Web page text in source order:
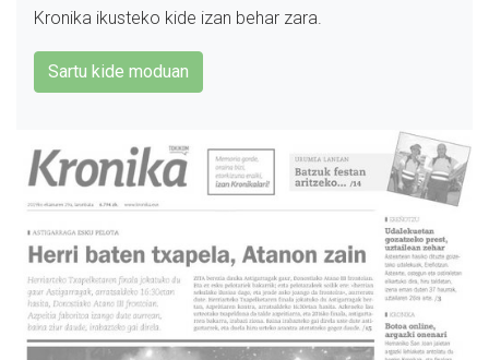
Kronika ikusteko kide izan behar zara.
Sartu kide moduan